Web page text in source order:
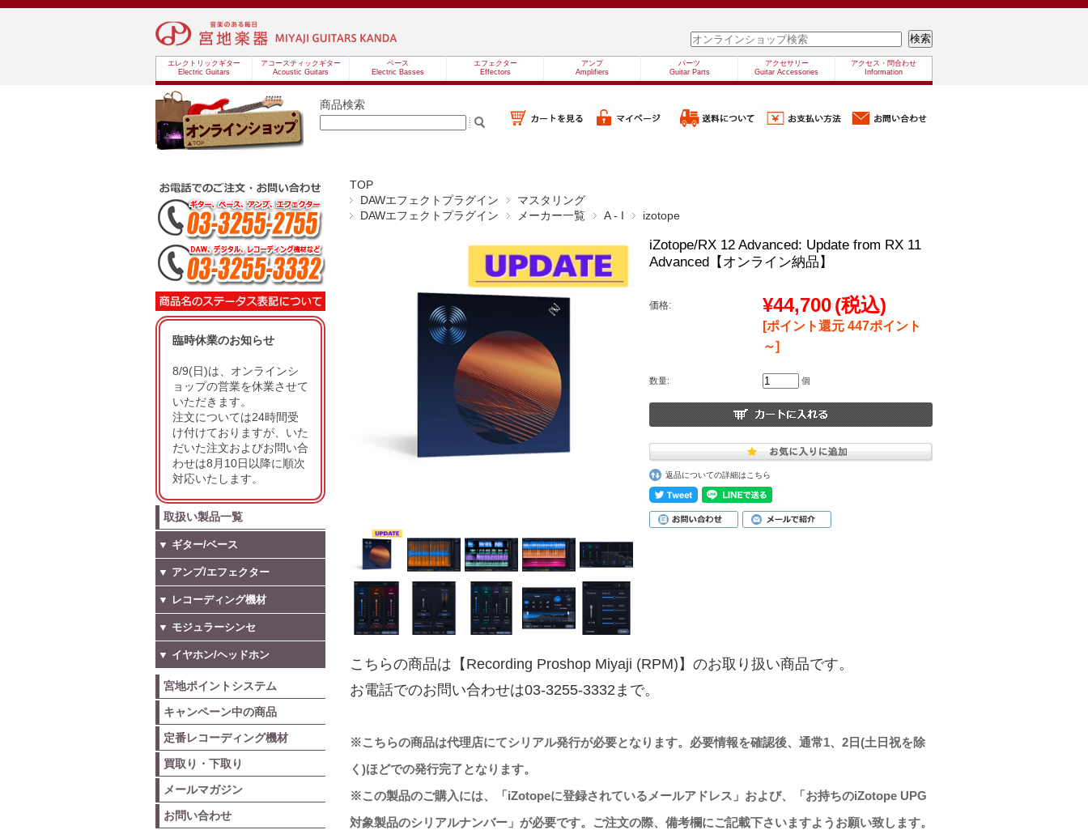
エレクトリックギター
Electric Guitars
アコースティックギター
Acoustic Guitars
ベース
Electric Basses
エフェクター
Effectors
アンプ
Amplifiers
パーツ
Guitar Parts
アクセサリー
Guitar Accessories
アクセス・問合わせ
Information
商品検索
TOP
DAWエフェクトプラグイン
マスタリング
DAWエフェクトプラグイン
メーカー一覧 A - I izotope
iZotope/RX 12 Advanced: Update from RX 11
Advanced【オンライン納品】
価格: ¥44,700(税込)
[ポイント還元 447ポイント
～]
数量: 個
返品についての詳細はこちら
こちらの商品は【Recording Proshop Miyaji (RPM)】のお取り扱い商品です。
お電話でのお問い合わせは03-3255-3332まで。
※こちらの商品は代理店にてシリアル発行が必要となります。必要情報を確認後、通常1、2日(土日祝を除
く)ほどでの発行完了となります。
※この製品のご購入には、「iZotopeに登録されているメールアドレス」および、「お持ちのiZotope UPG
対象製品のシリアルナンバー」が必要です。ご注文の際、備考欄にご記載下さいますようお願い致します。
臨時休業のお知らせ
8/9(日)は、オンラインシ
ョップの営業を休業させて
いただきます。
注文については24時間受
け付けておりますが、いた
だいた注文およびお問い合
わせは8月10日以降に順次
対応いたします。
取扱い製品一覧
▼ ギター/ベース
▼ アンプ/エフェクター
▼ レコーディング機材
▼ モジュラーシンセ
▼ イヤホン/ヘッドホン
宮地ポイントシステム
キャンペーン中の商品
定番レコーディング機材
買取り・下取り
メールマガジン
お問い合わせ